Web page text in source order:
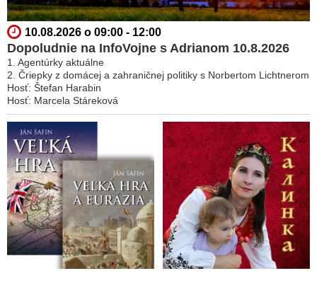
10.08.2026 o 09:00 - 12:00
Dopoludnie na InfoVojne s Adrianom 10.8.2026
1. Agentúrky aktuálne
2. Čriepky z domácej a zahraničnej politiky s Norbertom Lichtnerom
Hosť: Štefan Harabin
Hosť: Marcela Stáreková